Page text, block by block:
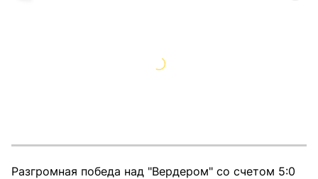
Разгромная победа над "Вердером" со счетом 5:0